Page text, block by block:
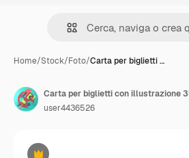
Home/Stock/Foto/Carta per biglietti …
Carta per biglietti con illustrazione
user4436526